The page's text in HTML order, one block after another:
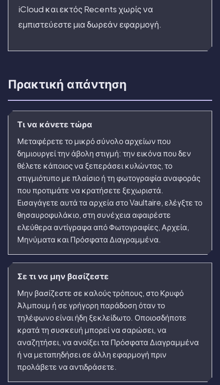
iCloud και εκτός Recents χωρίς να
εμπιστεύεστε μια δωρεάν εφαρμογή.
Πρακτική απάντηση
Τι να κάνετε τώρα
Μεταφέρετε το μικρό σύνολο αρχείων που
δημιουργεί την άβολη στιγμή: την εικόνα που δεν
θέλετε κάποιος να ξεπεράσει κυλώντας, το
στιγμιότυπο με πλαίσιο ή τη φωτογραφία αναφοράς
που προτιμάτε να κρατήσετε ξεχωριστά.
Εισαγάγετε αυτά τα αρχεία στο Vaultaire, ελέγξτε το
θησαυροφυλάκιο, στη συνέχεια αφαιρέστε
ελεύθερα αντίγραφα από Φωτογραφίες, Αρχεία,
Μηνύματα και Πρόσφατα Διαγραμμένα.
Σε τι να μην βασίζεστε
Μην βασίζεστε σε καλούς τρόπους, στο Κρυφό
Άλμπουμ ή σε γρήγορη παράδοση όταν το
τηλέφωνο είναι ήδη ξεκλείδωτο. Οποιοσδήποτε
κρατά τη συσκευή μπορεί να σαρώσει, να
αναζητήσει, να ανοίξει τα Πρόσφατα Διαγραμμένα
ή να μεταπηδήσει σε άλλη εφαρμογή πριν
προλάβετε να αντιδράσετε.